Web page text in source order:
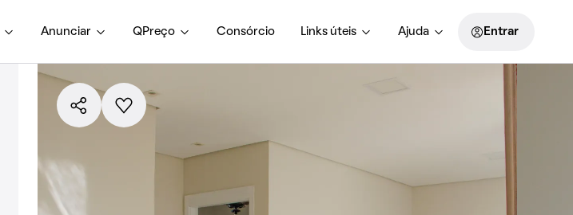
Anunciar QPreço Consórcio Links úteis Ajuda Entrar